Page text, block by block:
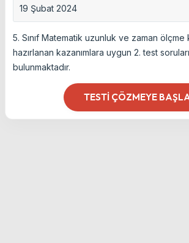
19 Şubat 2024
5. Sınıf Matematik uzunluk ve zaman
hazırlanan kazanımlara uygun 2. test
bulunmaktadır.
TESTI ÇÖZMEYE